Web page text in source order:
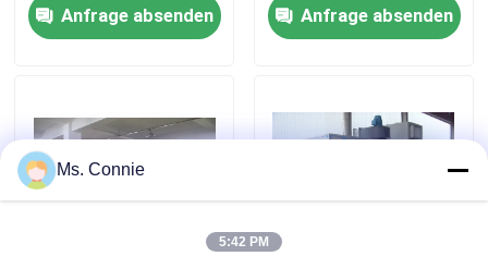
Nachrichten
industrielles Lufttrockenmittel
Niedrige Feuchtigkeits-Trockenmittel
Anfrage absenden
Temp/Anfrage absenden
Ms. Connie
5:42 PM